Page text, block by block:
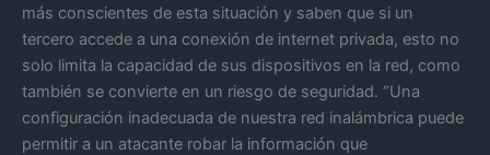
más conscientes de esta situación y saben que si un
tercero accede a una conexión de internet privada, esto no
solo limita la capacidad de sus dispositivos en la red, como
también se convierte en un riesgo de seguridad. “Una
configuración inadecuada de nuestra red inalámbrica puede
permitir a un atacante robar la información que